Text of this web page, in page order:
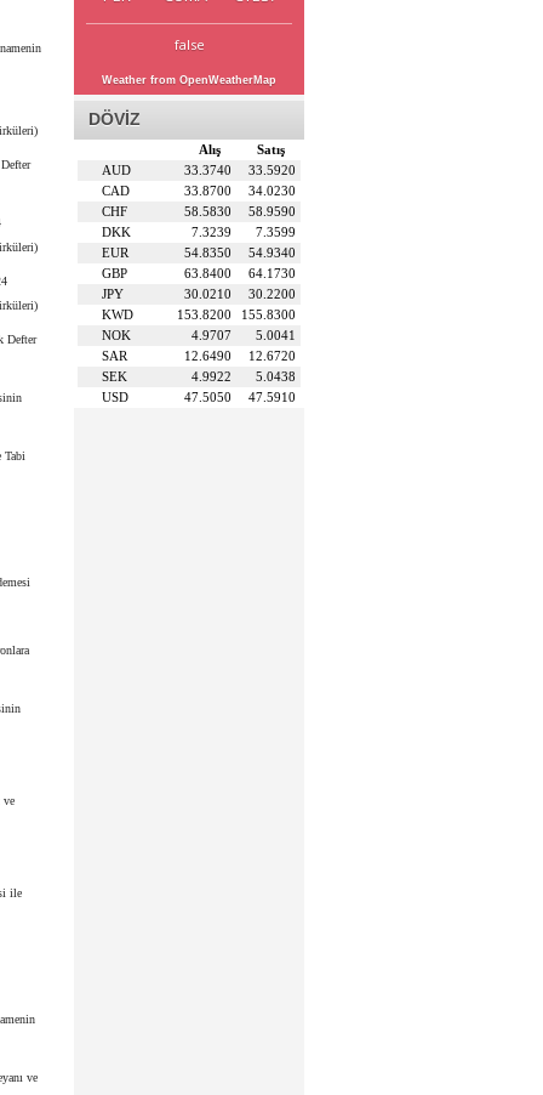
Defter
Tabi
ve
ile
ve
false
Weather from OpenWeatherMap
DÖVİZ
Satış
Alış
AUD
33.5920
33.3740
CAD
34.0230
33.8700
CHF
58.9590
58.5830
DKK
7.3599
7.3239
EUR
54.9340
54.8350
GBP
64.1730
63.8400
JPY
30.2200
30.0210
KWD
155.8300
153.8200
NOK
5.0041
4.9707
SAR
12.6720
12.6490
SEK
5.0438
4.9922
USD
47.5910
47.5050